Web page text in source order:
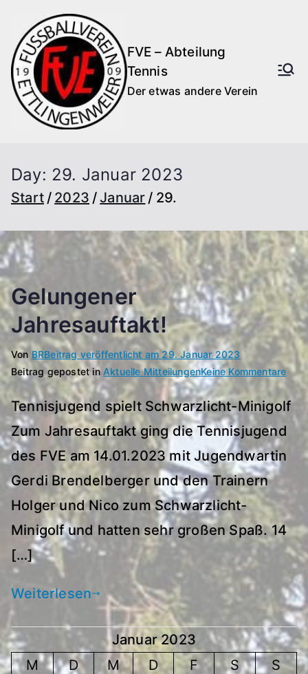
Inhalt
springen
FVE – Abteilung
Tennis
Der etwas andere Verein
Day: 29. Januar 2023
Start 2023 Januar 29.
Gelungener
Jahresauftakt!
Von BRBeitrag veröffentlicht am29. Januar 2023
Beitrag gepostet in Aktuelle MitteilungenKeine Kommentarezu
Tennisjugend spielt Schwarzlicht-Minigolf
Zum Jahresauftakt ging die Tennisjugend
des FVE am 14.01.2023 mit Jugendwartin
Gerdi Brendelberger und den Trainern
Holger und Nico zum Schwarzlicht-
Minigolf und hatten sehr großen Spaß. 14
[…]
Weiterlesen
Januar 2023
M
D M D F S
S